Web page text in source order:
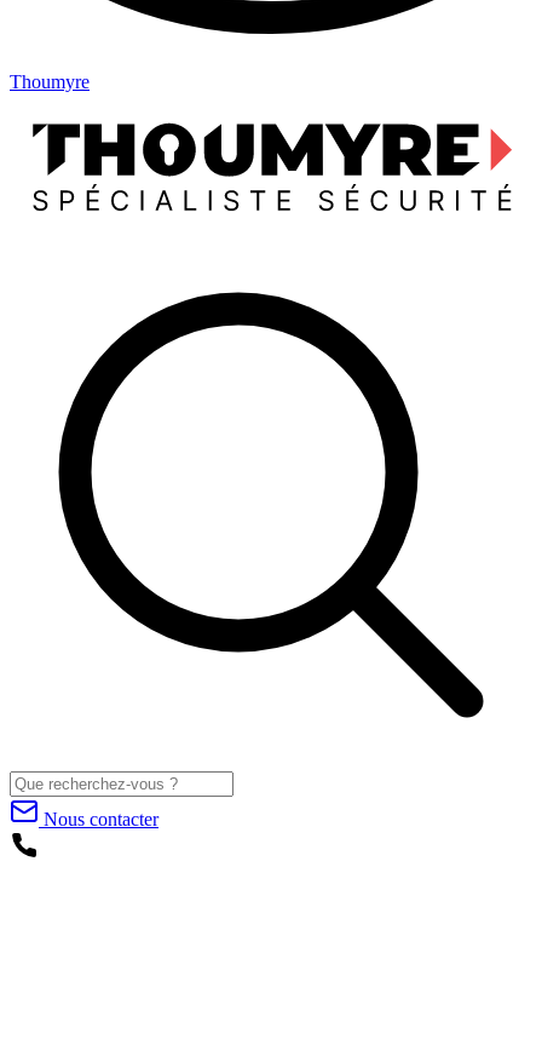
Thoumyre
Nous contacter